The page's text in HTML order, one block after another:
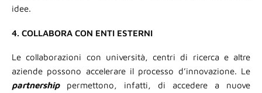
idee.
4. COLLABORA CON ENTI ESTERNI
Le collaborazioni con università, centri di ricerca e altre
aziende possono accelerare il processo d’innovazione. Le
partnershippermettono, infatti, di accedere a nuove